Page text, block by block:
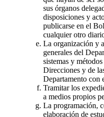
sus órganos
disposiciones y
publicarse en el
cualquier otro
La organización y
generales del
sistemas y
Direcciones y de
Departamento con
Tramitar los
a medios propios
La programación,
elaboración de